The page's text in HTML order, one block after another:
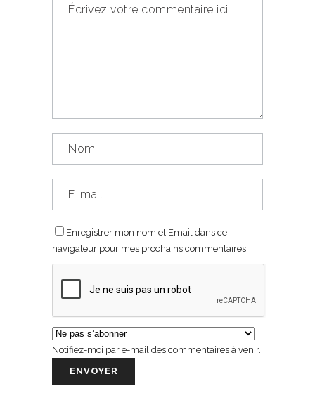
Enregistrer mon nom et Email dans ce
navigateur pour mes prochains commentaires.
Notifiez-moi par e-mail des commentaires à venir.